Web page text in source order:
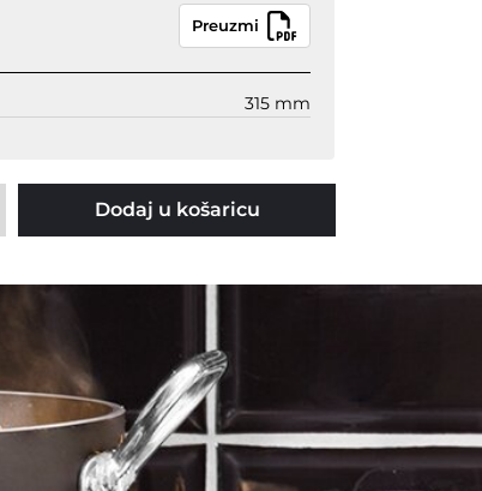
Preuzmi
315 mm
Dodaj u košaricu